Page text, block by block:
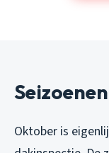
Oktober is